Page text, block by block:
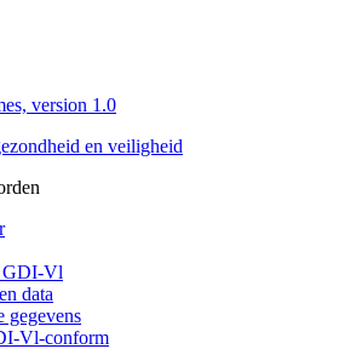
version 1.0
en veiligheid
GDI-Vl
data
gegevens
Vl-conform